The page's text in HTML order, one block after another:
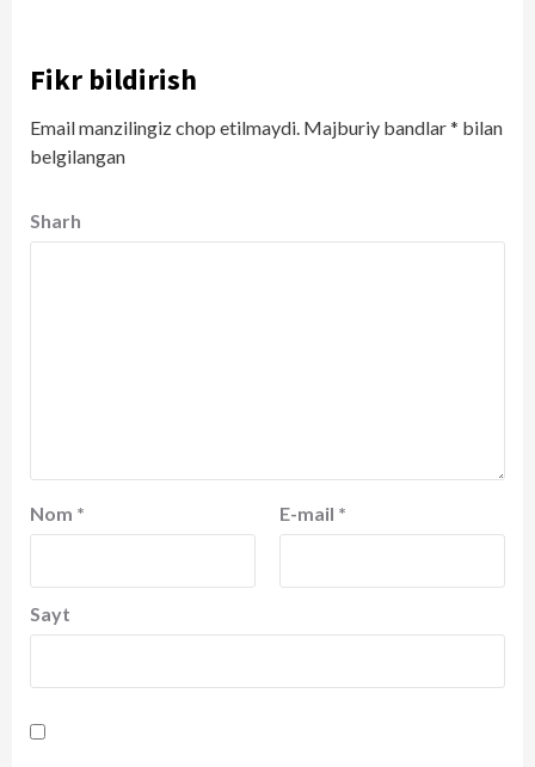
Fikr bildirish
Email manzilingiz chop etilmaydi. Majburiy bandlar* bilan
belgilangan
Sharh
Nom * E-mail *
Sayt